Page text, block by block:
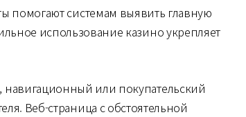
помогают системам выявить главную
использование казино укрепляет
навигационный или покупательский
Веб-страница с обстоятельной